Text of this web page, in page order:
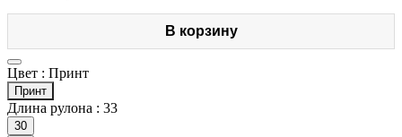
В корзину
Цвет : Принт
Принт
Длина рулона : 33
30